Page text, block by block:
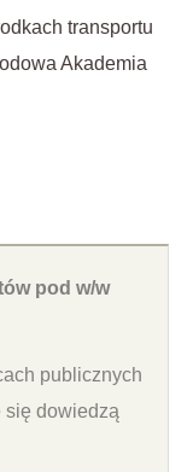
transportu
Akademia
pod w/w
publicznych
się dowiedzą